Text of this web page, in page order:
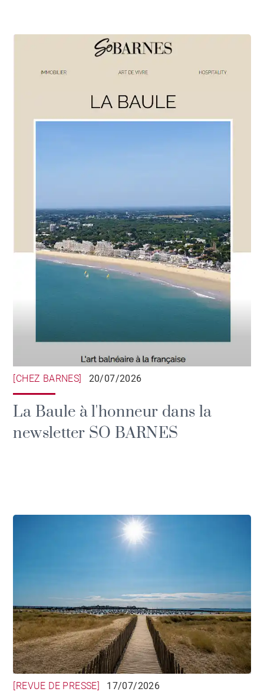
[CHEZ BARNES] 20/07/2026
La Baule à l'honneur dans la
newsletter SO BARNES
[REVUE DE PRESSE] 17/07/2026